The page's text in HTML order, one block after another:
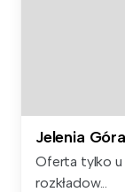
Jelenia Góra
Oferta tylko u
rozkładow...